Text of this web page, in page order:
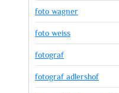
foto wagner
foto weiss
fotograf
fotograf adlershof